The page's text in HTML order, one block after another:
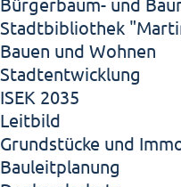
Stadtbibliothek
Bauen und Wohnen
Stadtentwicklung
ISEK 2035
Leitbild
Grundstücke und
Bauleitplanung